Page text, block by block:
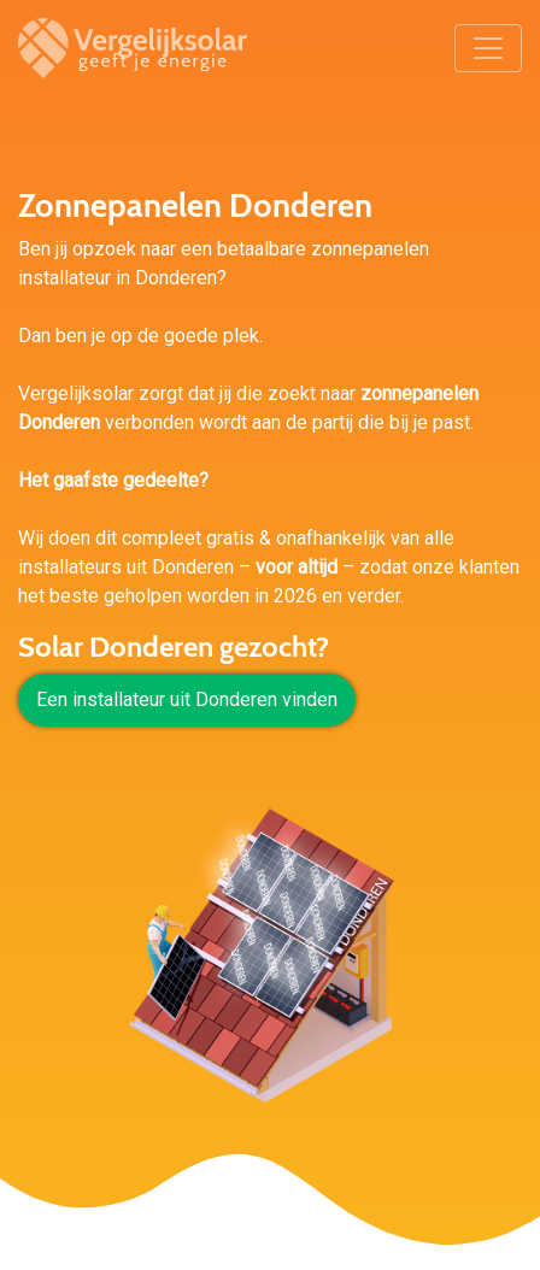
Zonnepanelen Donderen
Ben jij opzoek naar een betaalbare zonnepanelen
installateur in Donderen?
Dan ben je op de goede plek.
Vergelijksolar zorgt dat jij die zoekt naar zonnepanelen
Donderen verbonden wordt aan de partij die bij je past.
Het gaafste gedeelte?
Wij doen dit compleet gratis & onafhankelijk van alle
installateurs uit Donderen – voor altijd – zodat onze klanten
het beste geholpen worden in 2026 en verder.
Solar Donderen gezocht?
Een installateur uit Donderen vinden